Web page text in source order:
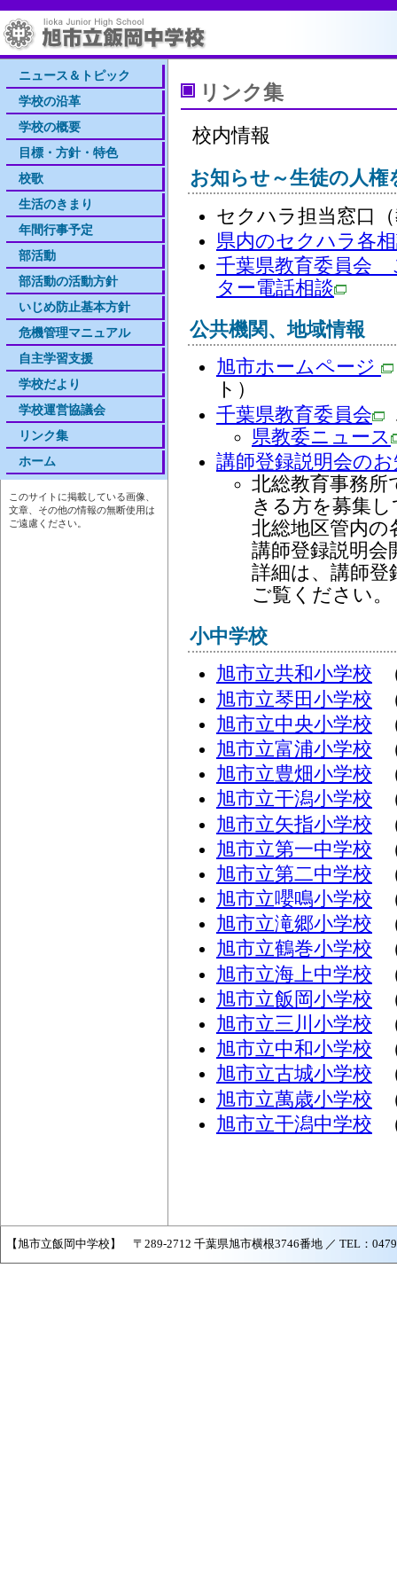
ニュース＆トピック
学校の沿革
学校の概要
目標・方針・特色
校歌
生活のきまり
年間行事予定
部活動
部活動の活動方針
いじめ防止基本方針
危機管理マニュアル
自主学習支援
学校だより
学校運営協議会
リンク集
ホーム
このサイトに掲載している画像、
文章、その他の情報の無断使用は
ご遠慮ください。
リンク集
校内情報
お知らせ～生徒の人権
セクハラ担当窓口
県内のセクハラ各
千葉県教育委員会
ター電話相談
公共機関、地域情報
旭市ホームページ
ト）
千葉県教育委員会
県教委ニュース
講師登録説明会の
北総教育事務所
きる方を募集
北総地区管内の
講師登録説明会
詳細は、講師
ご覧ください。
小中学校
旭市立共和小学校
旭市立琴田小学校
旭市立中央小学校
旭市立富浦小学校
旭市立豊畑小学校
旭市立干潟小学校
旭市立矢指小学校
旭市立第一中学校
旭市立第二中学校
旭市立嚶鳴小学校
旭市立滝郷小学校
旭市立鶴巻小学校
旭市立海上中学校
旭市立飯岡小学校
旭市立三川小学校
旭市立中和小学校
旭市立古城小学校
旭市立萬歳小学校
旭市立干潟中学校
【旭市立飯岡中学校】 〒289-2712 千葉県旭市横根3746番地 ／ TEL：